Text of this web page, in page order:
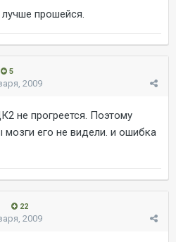
прошейся.
5
2009
не прогреется. Поэтому
его не видели. и ошибка
22
2009